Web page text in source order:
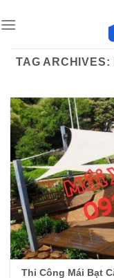
to
TAG ARCHIVES:
Thi Công Mái Bạt